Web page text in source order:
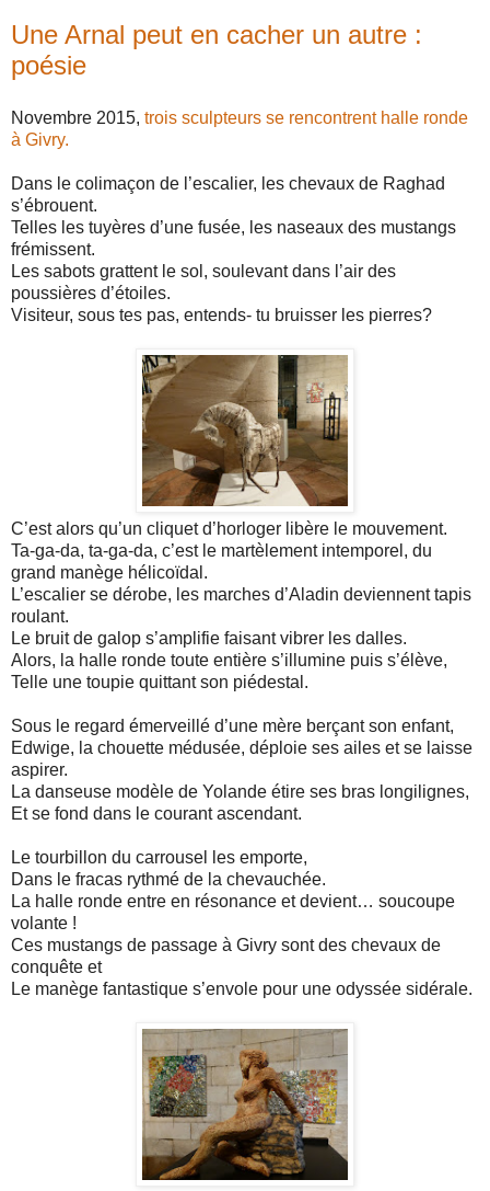
Une Arnal peut en cacher un autre :
poésie
Novembre 2015, trois sculpteurs se rencontrent halle ronde
à Givry.
Dans le colimaçon de l’escalier, les chevaux de Raghad
s’ébrouent.
Telles les tuyères d’une fusée, les naseaux des mustangs
frémissent.
Les sabots grattent le sol, soulevant dans l’air des
poussières d’étoiles.
Visiteur, sous tes pas, entends- tu bruisser les pierres?
C’est alors qu’un cliquet d’horloger libère le mouvement.
Ta-ga-da, ta-ga-da, c’est le martèlement intemporel, du
grand manège hélicoïdal.
L’escalier se dérobe, les marches d’Aladin deviennent tapis
roulant.
Le bruit de galop s’amplifie faisant vibrer les dalles.
Alors, la halle ronde toute entière s’illumine puis s’élève,
Telle une toupie quittant son piédestal.
Sous le regard émerveillé d’une mère berçant son enfant,
Edwige, la chouette médusée, déploie ses ailes et se laisse
aspirer.
La danseuse modèle de Yolande étire ses bras longilignes,
Et se fond dans le courant ascendant.
Le tourbillon du carrousel les emporte,
Dans le fracas rythmé de la chevauchée.
La halle ronde entre en résonance et devient… soucoupe
volante !
Ces mustangs de passage à Givry sont des chevaux de
conquête et
Le manège fantastique s’envole pour une odyssée sidérale.